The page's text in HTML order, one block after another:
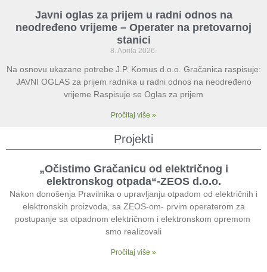
Javni oglas za prijem u radni odnos na
neodređeno vrijeme – Operater na pretovarnoj
stanici
8. Aprila 2026.
Na osnovu ukazane potrebe J.P. Komus d.o.o. Gračanica raspisuje:
JAVNI OGLAS za prijem radnika u radni odnos na neodređeno
vrijeme Raspisuje se Oglas za prijem
Pročitaj više »
Projekti
„Očistimo Gračanicu od električnog i
elektronskog otpada“-ZEOS d.o.o.
Nakon donošenja Pravilnika o upravljanju otpadom od električnih i
elektronskih proizvoda, sa ZEOS-om- prvim operaterom za
postupanje sa otpadnom električnom i elektronskom opremom
smo realizovali
Pročitaj više »